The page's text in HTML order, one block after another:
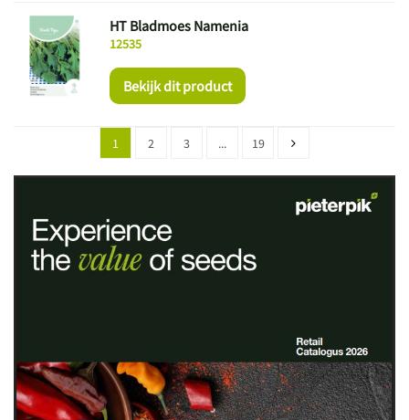
12535
HT Bladmoes Namenia
Bekijk dit product
1 2 3 ... 19